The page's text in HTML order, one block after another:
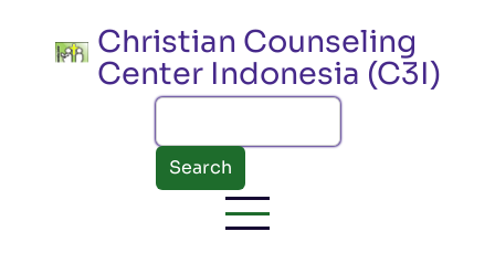
Christian Counseling
Center Indonesia (C3I)
Search